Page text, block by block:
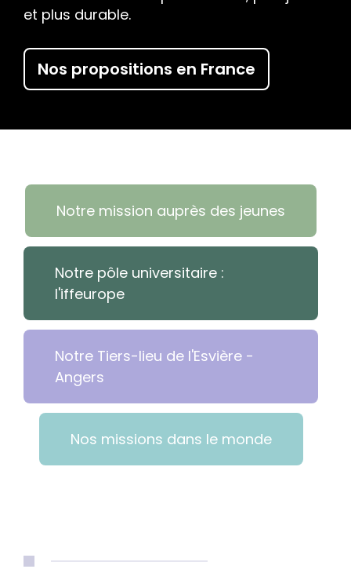
et plus durable.
Nos propositions en France
Notre mission auprès des jeunes
Notre pôle universitaire :
l'iffeurope
Notre Tiers-lieu de l'Esvière -
Angers
Nos missions dans le monde